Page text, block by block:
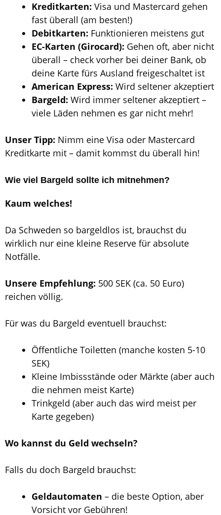
Kreditkarten: Visa und Mastercard gehen
fast überall (am besten!)
Debitkarten: Funktionieren meistens gut
EC-Karten (Girocard): Gehen oft, aber nicht
überall – check vorher bei deiner Bank, ob
deine Karte fürs Ausland freigeschaltet ist
American Express: Wird seltener akzeptiert
Bargeld: Wird immer seltener akzeptiert –
viele Läden nehmen es gar nicht mehr!
Unser Tipp: Nimm eine Visa oder Mastercard
Kreditkarte mit – damit kommst du überall hin!
Wie viel Bargeld sollte ich mitnehmen?
Kaum welches!
Da Schweden so bargeldlos ist, brauchst du
wirklich nur eine kleine Reserve für absolute
Notfälle.
Unsere Empfehlung: 500 SEK (ca. 50 Euro)
reichen völlig.
Für was du Bargeld eventuell brauchst:
Öffentliche Toiletten (manche kosten 5-10
SEK)
Kleine Imbissstände oder Märkte (aber auch
die nehmen meist Karte)
Trinkgeld (aber auch das wird meist per
Karte gegeben)
Wo kannst du Geld wechseln?
Falls du doch Bargeld brauchst:
Geldautomaten – die beste Option, aber
Vorsicht vor Gebühren!